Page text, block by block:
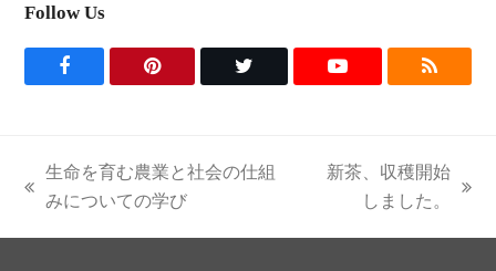
Follow Us
F
c
e
b
P
n
t
e
T
i
t
Y
u
u
R
S
previous
生命を育む農業と社会の仕組
みについての学び
新茶、収穫開始
しました。